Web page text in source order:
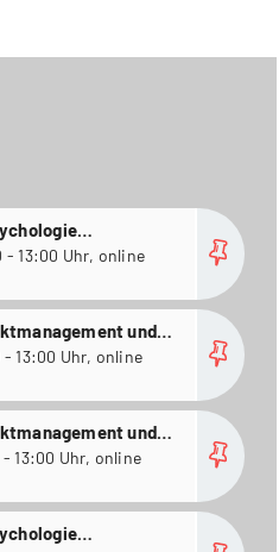
25.08.2026 12:00 - 13:00 Uhr, online
und
01.09.2026 12:00 - 13:00 Uhr, online
und
16.09.2026 12:00 - 13:00 Uhr, online